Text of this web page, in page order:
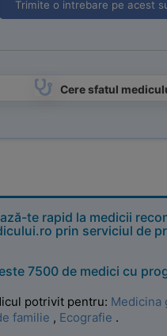
Trimite o intrebare pe acest
Cere sfatul
te rapid la medicii
prin serviciul de
7500 de medici cu
potrivit pentru: Medicina
familie , Ecografie .